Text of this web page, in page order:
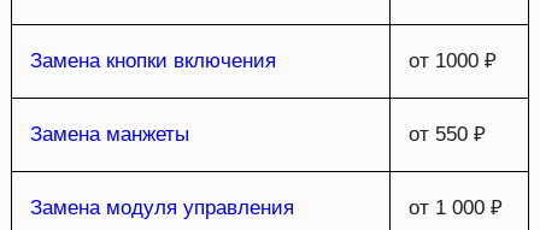
Замена кнопки включения от 1000 ₽
Замена манжеты от 550 ₽
Замена модуля управления от 1 000 ₽